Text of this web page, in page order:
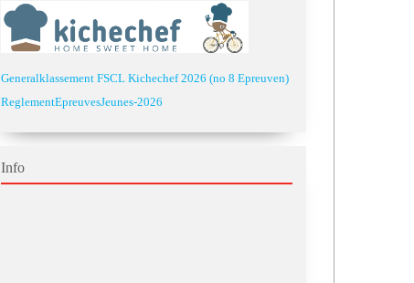
Generalklassement FSCL Kichechef 2026 (no 8 Epreuven)
ReglementEpreuvesJeunes-2026
Info